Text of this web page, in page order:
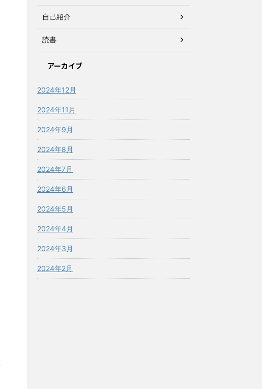
自己紹介
読書
アーカイブ
2024年12月
2024年11月
2024年9月
2024年8月
2024年7月
2024年6月
2024年5月
2024年4月
2024年3月
2024年2月